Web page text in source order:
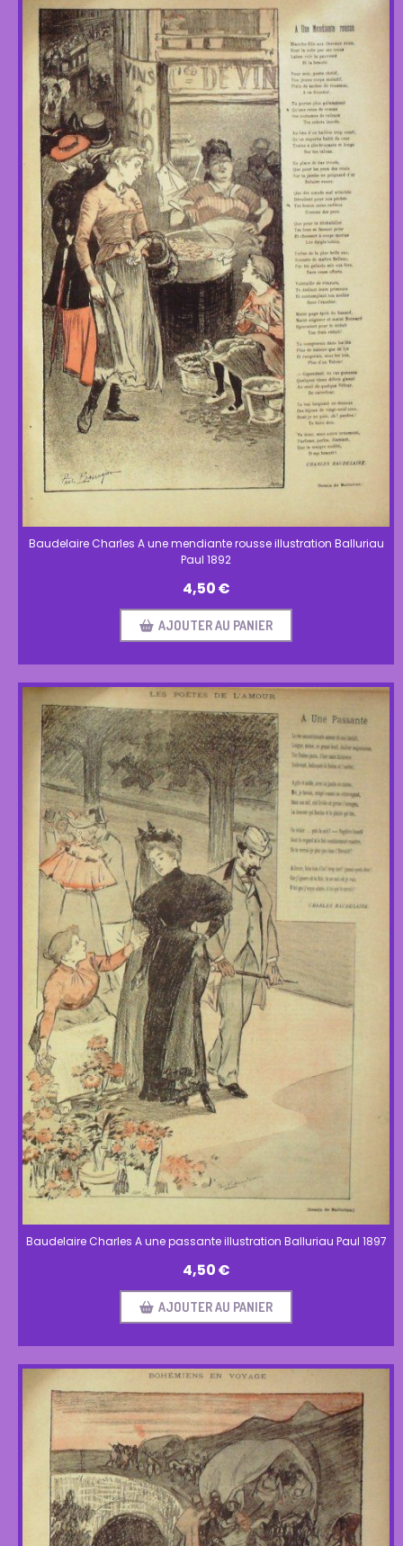
Baudelaire Charles A une mendiante rousse illustration Balluriau
Paul 1892
4,50€
AJOUTER AU PANIER
Baudelaire Charles A une passante illustration Balluriau Paul 1897
4,50€
AJOUTER AU PANIER